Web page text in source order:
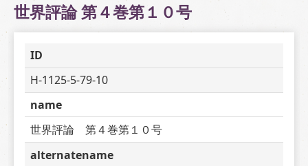
世界評論 第４巻第１０号
ID
H-1125-5-79-10
name
世界評論　第４巻第１０号
alternatename